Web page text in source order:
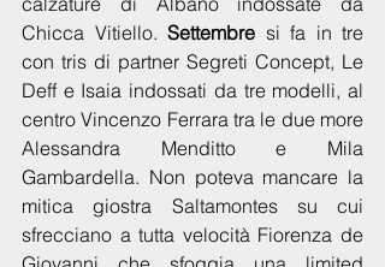
Chicca Vitiello. Settembre si fa in tre
con tris di partner Segreti Concept, Le
Deff e Isaia indossati da tre modelli, al
centro Vincenzo Ferrara tra le due more
Alessandra Menditto e Mila
Gambardella. Non poteva mancare la
mitica giostra Saltamontes su cui
sfrecciano a tutta velocità Fiorenza de